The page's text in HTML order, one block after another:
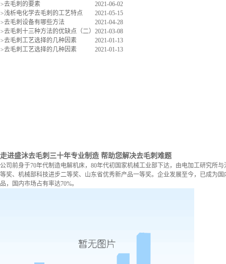
2021-06-02
>去毛刺的要素
2021-05-15
>浅析电化学去毛刺的工艺特点
2021-04-28
>去毛刺设备有哪些方法
2021-03-08
>去毛刺十三种方法的优缺点（二）
2021-01-13
>去毛刺工艺选择的几种因素
2021-01-13
>去毛刺工艺选择的几种因素
走进盛沐去毛刺 三十年专业制造 帮助您解决去毛刺难题
公司前身于70年代制造电解机床，80年代初国家机械工业部下达，由电加工研究所
等奖、机械部科技进步二等奖、山东省优秀新产品一等奖。企业发展至今，已成为
品，国内市场占有率达70%。